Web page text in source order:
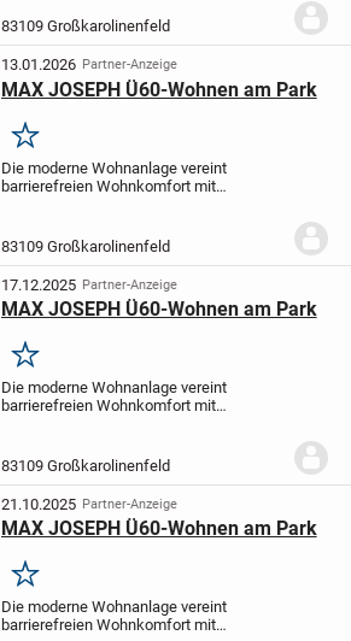
Qualitätsstandard QNG-PLUS errichtet
83109 Großkarolinenfeld
13.01.2026 Partner-Anzeige
MAX JOSEPH Ü60-Wohnen am Park
Merken
Die moderne Wohnanlage vereint
barrierefreien Wohnkomfort mit
Qualitätsstandard QNG-PLUS errichtet
und überzeugt durch energieeffiziente...
83109 Großkarolinenfeld
17.12.2025 Partner-Anzeige
MAX JOSEPH Ü60-Wohnen am Park
Merken
Die moderne Wohnanlage vereint
barrierefreien Wohnkomfort mit
Qualitätsstandard QNG-PLUS errichtet
83109 Großkarolinenfeld
21.10.2025 Partner-Anzeige
MAX JOSEPH Ü60-Wohnen am Park
Merken
Die moderne Wohnanlage vereint
barrierefreien Wohnkomfort mit